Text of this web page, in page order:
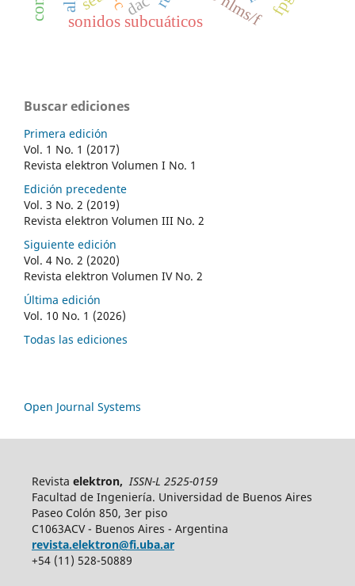
sonidos subcuáticos
Buscar ediciones
Primera edición
Vol. 1 No. 1 (2017)
Revista elektron Volumen I No. 1
Edición precedente
Vol. 3 No. 2 (2019)
Revista elektron Volumen III No. 2
Siguiente edición
Vol. 4 No. 2 (2020)
Revista elektron Volumen IV No. 2
Última edición
Vol. 10 No. 1 (2026)
Todas las ediciones
Open Journal Systems
Revista elektron,ISSN-L 2525-0159
Facultad de Ingeniería. Universidad de Buenos Aires
Paseo Colón 850, 3er piso
C1063ACV - Buenos Aires - Argentina
revista.elektron@fi.uba.ar
+54 (11) 528-50889